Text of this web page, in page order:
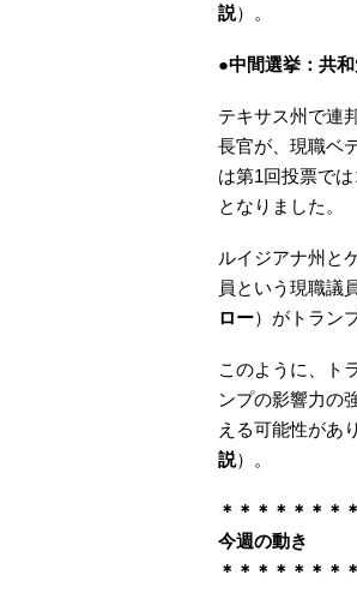
説）。
●中間選挙：共
テキサス州で連
長官が、現職ベ
は第1回投票で
となりました。
ルイジアナ州と
員という現職議
ロー）がトラン
このように、ト
ンプの影響力の
える可能性があ
説）。
＊＊＊＊＊＊＊
今週の動き
＊＊＊＊＊＊＊